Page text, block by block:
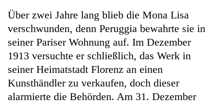
Über zwei Jahre lang blieb die Mona Lisa
verschwunden, denn Peruggia bewahrte sie in
seiner Pariser Wohnung auf. Im Dezember
1913 versuchte er schließlich, das Werk in
seiner Heimatstadt Florenz an einen
Kunsthändler zu verkaufen, doch dieser
alarmierte die Behörden. Am 31. Dezember